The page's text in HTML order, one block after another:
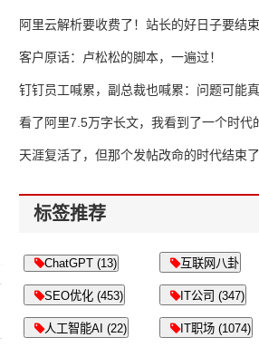
16万亿
阿里云解析要收费了！站长的好日子要结
客户原话：卢松松的脚本，一遍过！
钉钉员工喊累，副总裁也喊累：问题可能
了
看了阿里7.5万字长文，我看到了一个时代
天涯复活了，但那个发帖改命的时代结束了
标签推荐
ChatGPT (13) 互联网八卦
SEO优化 (453) IT公司 (347)
人工智能AI (22) IT职场 (1074)